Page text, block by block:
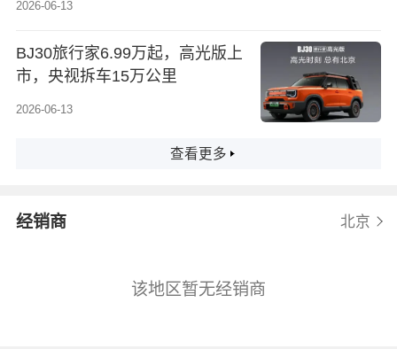
2026-06-13
BJ30旅行家6.99万起，高光版上
市，央视拆车15万公里
2026-06-13
查看更多
经销商 北京
该地区暂无经销商